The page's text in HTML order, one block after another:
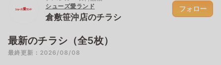
シューズ愛ランド
倉敷笹沖店のチラシ
フォロー
最新のチラシ（全5枚）
最終更新：2026/08/08